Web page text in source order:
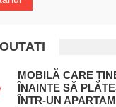
MOBILĂ CARE
ÎNAINTE SĂ
ÎNTR-UN